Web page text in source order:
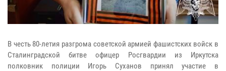
В честь 80-летия разгрома советской армией фашистских войск в
Сталинградской битве офицер Росгвардии из Иркутска
полковник полиции Игорь Суханов принял участие в